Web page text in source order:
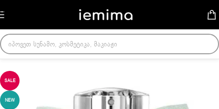
Skip to navigation
მთავარი/ქალის სუნამოები
SALE
NEW